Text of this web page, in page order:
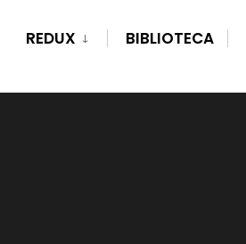
REDUX BIBLIOTECA